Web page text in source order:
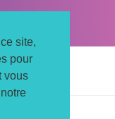
site,
pour
vous